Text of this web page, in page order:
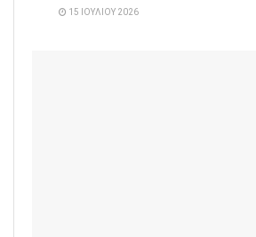
15 ΙΟΥΛΊΟΥ 2026